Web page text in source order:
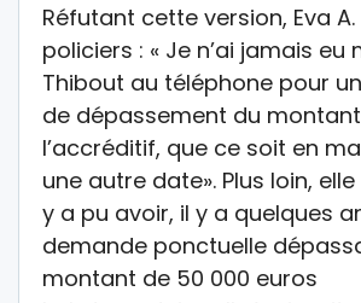
Réfutant cette version, Eva
policiers : « Je n’ai jamais eu
Thibout au téléphone pour
de dépassement du
l’accréditif, que ce soit en
une autre date». Plus loin, elle
y a pu avoir, il y a quelques
demande ponctuelle
montant de 50 000 euros